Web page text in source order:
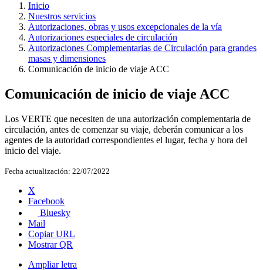
Inicio
Nuestros servicios
Autorizaciones, obras y usos excepcionales de la vía
Autorizaciones especiales de circulación
Autorizaciones Complementarias de Circulación para grandes
masas y dimensiones
Comunicación de inicio de viaje ACC
Comunicación de inicio de viaje ACC
Los VERTE que necesiten de una autorización complementaria de
circulación, antes de comenzar su viaje, deberán comunicar a los
agentes de la autoridad correspondientes el lugar, fecha y hora del
inicio del viaje.
Fecha actualización: 22/07/2022
X
Facebook
Bluesky
Mail
Copiar URL
Mostrar QR
Ampliar letra